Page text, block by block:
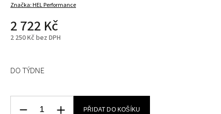
Značka:HEL Performance
2 722 Kč
2 250 Kč bez DPH
DO TÝDNE
PŘIDAT DO KOŠÍKU